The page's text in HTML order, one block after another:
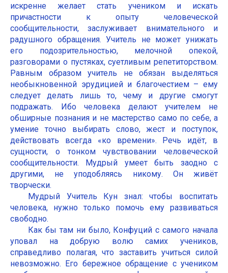
искренне желает стать учеником и искать
причастности к опыту человеческой
сообщительности, заслуживает внимательного и
радушного обращения. Учитель не может унижать
его подозрительностью, мелочной опекой,
разговорами о пустяках, суетливым репетиторством.
Равным образом учитель не обязан выделяться
необыкновенной эрудицией и благочестием – ему
следует делать лишь то, чему и другие смогут
подражать. Ибо человека делают учителем не
обширные познания и не мастерство само по себе, а
умение точно выбирать слово, жест и поступок,
действовать всегда «ко времени». Речь идёт, в
сущности, о тонком чувствовании человеческой
сообщительности. Мудрый умеет быть заодно с
другими, не уподобляясь никому. Он живёт
творчески.
Мудрый Учитель Кун знал: чтобы воспитать
человека, нужно только помочь ему развиваться
свободно.
Как бы там ни было, Конфуций с самого начала
уповал на добрую волю самих учеников,
справедливо полагая, что заставить учиться силой
невозможно. Его бережное обращение с учеником